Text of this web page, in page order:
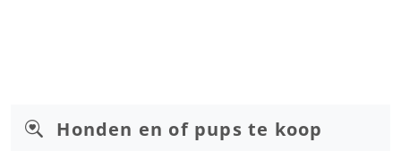
Honden en of pups te koop